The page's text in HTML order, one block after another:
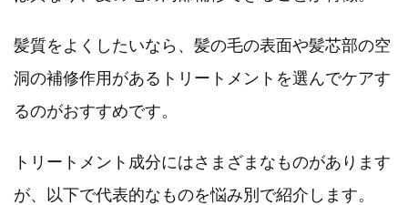
髪質をよくしたいなら、髪の毛の表面や髪芯部の空
洞の補修作用があるトリートメントを選んでケアす
るのがおすすめです。
トリートメント成分にはさまざまなものがあります
が、以下で代表的なものを悩み別で紹介します。